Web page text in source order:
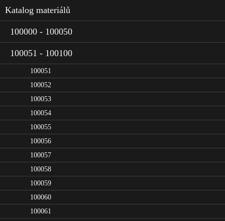
Katalog materiálů
100000 - 100050
100051 - 100100
100051
100052
100053
100054
100055
100056
100057
100058
100059
100060
100061